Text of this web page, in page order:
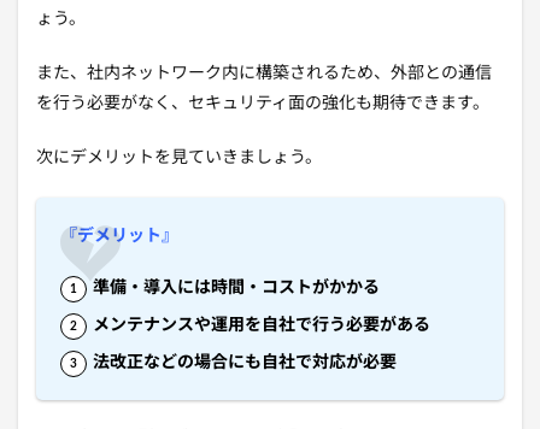
ょう。
また、社内ネットワーク内に構築されるため、外部との通信
を行う必要がなく、セキュリティ面の強化も期待できます。
次にデメリットを見ていきましょう。
『デメリット』
準備・導入には時間・コストがかかる
メンテナンスや運用を自社で行う必要がある
法改正などの場合にも自社で対応が必要